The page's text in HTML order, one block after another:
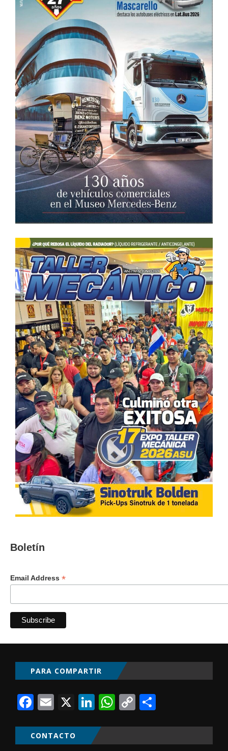
Boletín
Email Address *
PARA COMPARTIR
Facebook
Email
X LinkedIn
WhatsApp
Copy
CONTACTO